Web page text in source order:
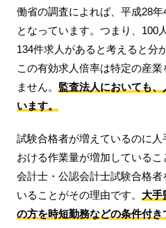
働省の調査によれば、平成28
となっています。つまり、100
134件求人があると考えると分
この有効求人倍率は特定の産
ません。 監査法人においても
います。
試験合格者が増えているのに
おける作業量が増加している
会計士・公認会計士試験合格
いることがその理由です。 大手
の方を時短勤務などの条件付